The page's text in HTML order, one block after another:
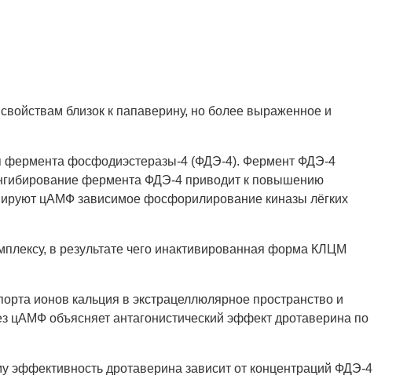
близок к папаверину, но более выраженное и
фермента фосфодиэстеразы-4 (ФДЭ-4). Фермент ФДЭ-4
фермента ФДЭ-4 приводит к повышению
цАМФ зависимое фосфорилирование киназы лёгких
в результате чего инактивированная форма КЛЦМ
ионов кальция в экстрацеллюлярное пространство и
цАМФ объясняет антагонистический эффект дротаверина по
дротаверина зависит от концентраций ФДЭ-4